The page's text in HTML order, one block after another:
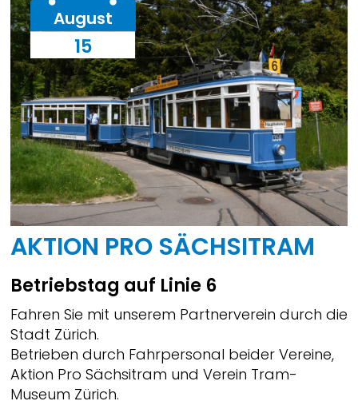
August
15
AKTION PRO SÄCHSITRAM
Betriebstag auf Linie 6
Fahren Sie mit unserem Partnerverein durch die
Stadt Zürich.
Betrieben durch Fahrpersonal beider Vereine,
Aktion Pro Sächsitram und Verein Tram-
Museum Zürich.